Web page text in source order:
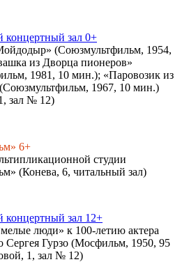
концертный зал 0+
(Союзмультфильм, 1954,
из Дворца пионеров»
1981, 10 мин.); «Паровозик из
1967, 10 мин.)
зал № 12)
6+
студии
(Конева, 6, читальный зал)
концертный зал 12+
люди» к 100-летию актера
Сергея Гурзо (Мосфильм, 1950, 95
1, зал № 12)